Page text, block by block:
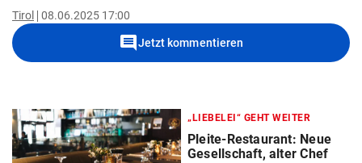
Tirol 08.06.2025 17:00
commentJetzt kommentieren
„LIEBELEI“ GEHT WEITER
Pleite-Restaurant: Neue
Gesellschaft, alter Chef